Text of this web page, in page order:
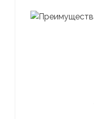
«Автомобилист»
Плей-Офф, Даже Не